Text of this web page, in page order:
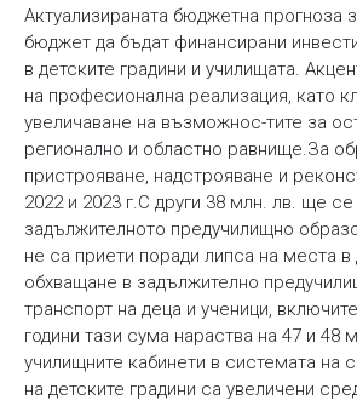
Актуализираната бюджетна прогноза
бюджет да бъдат финансирани
в детските градини и училищата.
на професионална реализация, като
увеличаване на възможнос-тите за
регионално и областно равнище.За
пристрояване, надстрояване и
2022 и 2023 г.С други 38 млн. лв. ще
задължителното предучилищно
не са приети поради липса на места
обхващане в задължително
транспорт на деца и ученици,
години тази сума нараства на 47 и
училищните кабинети в системата на
на детските градини са увеличени